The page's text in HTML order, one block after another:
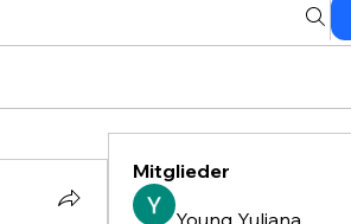
Mitglieder
Young Yuliana